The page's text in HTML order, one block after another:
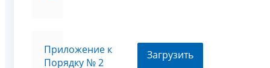
Приложение к
Порядку № 2
Загрузить